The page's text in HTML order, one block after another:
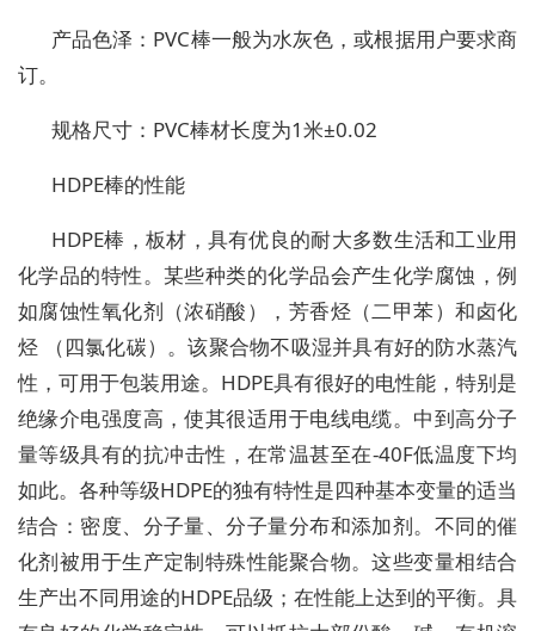
产品色泽：PVC棒一般为水灰色，或根据用户要求商
订。
规格尺寸：PVC棒材长度为1米±0.02
HDPE棒的性能
HDPE棒，板材，具有优良的耐大多数生活和工业用
化学品的特性。某些种类的化学品会产生化学腐蚀，例
如腐蚀性氧化剂（浓硝酸），芳香烃（二甲苯）和卤化
烃 （四氯化碳）。该聚合物不吸湿并具有好的防水蒸汽
性，可用于包装用途。HDPE具有很好的电性能，特别是
绝缘介电强度高，使其很适用于电线电缆。中到高分子
量等级具有的抗冲击性，在常温甚至在-40F低温度下均
如此。各种等级HDPE的独有特性是四种基本变量的适当
结合：密度、分子量、分子量分布和添加剂。不同的催
化剂被用于生产定制特殊性能聚合物。这些变量相结合
生产出不同用途的HDPE品级；在性能上达到的平衡。具